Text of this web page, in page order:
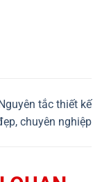
tắc thiết kế
chuyên nghiệp